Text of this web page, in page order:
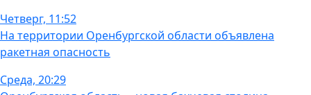
Четверг, 11:52
На территории Оренбургской области объявлена
ракетная опасность
Среда, 20:29